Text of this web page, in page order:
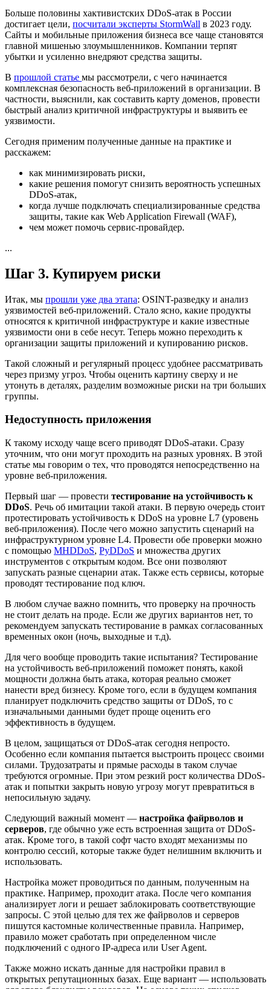
Больше половины хактивистских DDoS-атак в России
достигает цели, посчитали эксперты StormWall в 2023 году.
Сайты и мобильные приложения бизнеса все чаще становятся
главной мишенью злоумышленников. Компании терпят
убытки и усиленно внедряют средства защиты.
В прошлой статье мы рассмотрели, с чего начинается
комплексная безопасность веб-приложений в организации. В
частности, выяснили, как составить карту доменов, провести
быстрый анализ критичной инфраструктуры и выявить ее
уязвимости.
Сегодня применим полученные данные на практике и
расскажем:
как минимизировать риски,
какие решения помогут снизить вероятность успешных
DDoS-атак,
когда лучше подключать специализированные средства
защиты, такие как Web Application Firewall (WAF),
чем может помочь сервис-провайдер.
...
Шаг 3. Купируем риски
Итак, мы прошли уже два этапа: OSINT-разведку и анализ
уязвимостей веб-приложений. Стало ясно, какие продукты
относятся к критичной инфраструктуре и какие известные
уязвимости они в себе несут. Теперь можно переходить к
организации защиты приложений и купированию рисков.
Такой сложный и регулярный процесс удобнее рассматривать
через призму угроз. Чтобы оценить картину сверху и не
утонуть в деталях, разделим возможные риски на три больших
группы.
Недоступность приложения
К такому исходу чаще всего приводят DDoS-атаки. Сразу
уточним, что они могут проходить на разных уровнях. В этой
статье мы говорим о тех, что проводятся непосредственно на
уровне веб-приложения.
Первый шаг — провести тестирование на устойчивость к
DDoS. Речь об имитации такой атаки. В первую очередь стоит
протестировать устойчивость к DDoS на уровне L7 (уровень
веб-приложения). После чего можно запустить сценарий на
инфраструктурном уровне L4. Провести обе проверки можно
с помощью MHDDoS, PyDDoS и множества других
инструментов с открытым кодом. Все они позволяют
запускать разные сценарии атак. Также есть сервисы, которые
проводят тестирование под ключ.
В любом случае важно помнить, что проверку на прочность
не стоит делать на проде. Если же других вариантов нет, то
рекомендуем запускать тестирование в рамках согласованных
временных окон (ночь, выходные и т.д).
Для чего вообще проводить такие испытания? Тестирование
на устойчивость веб-приложений поможет понять, какой
мощности должна быть атака, которая реально сможет
нанести вред бизнесу. Кроме того, если в будущем компания
планирует подключить средство защиты от DDoS, то с
изначальными данными будет проще оценить его
эффективность в будущем.
В целом, защищаться от DDoS-атак сегодня непросто.
Особенно если компания пытается выстроить процесс своими
силами. Трудозатраты и прямые расходы в таком случае
требуются огромные. При этом резкий рост количества DDoS-
атак и попытки закрыть новую угрозу могут превратиться в
непосильную задачу.
Следующий важный момент — настройка файрволов и
серверов, где обычно уже есть встроенная защита от DDoS-
атак. Кроме того, в такой софт часто входят механизмы по
контролю сессий, которые также будет нелишним включить и
использовать.
Настройка может проводиться по данным, полученным на
практике. Например, проходит атака. После чего компания
анализирует логи и решает заблокировать соответствующие
запросы. С этой целью для тех же файрволов и серверов
пишутся кастомные количественные правила. Например,
правило может сработать при определенном числе
подключений с одного IP-адреса или User Agent.
Также можно искать данные для настройки правил в
открытых репутационных базах. Еще вариант — использовать